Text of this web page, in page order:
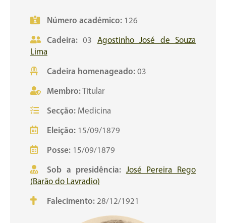
Número acadêmico: 126
Cadeira:03 Agostinho José de Souza
Lima
Cadeira homenageado: 03
Membro:Titular
Secção: Medicina
Eleição: 15/09/1879
Posse: 15/09/1879
Sob a presidência: José Pereira Rego
(Barão do Lavradio)
Falecimento: 28/12/1921